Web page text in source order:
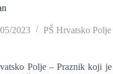
2023 PŠ Hrvatsko Polje
Polje – Praznik koji je